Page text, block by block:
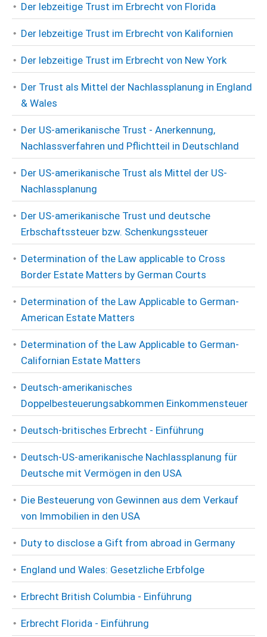
Der lebzeitige Trust im Erbrecht von Florida
Der lebzeitige Trust im Erbrecht von Kalifornien
Der lebzeitige Trust im Erbrecht von New York
Der Trust als Mittel der Nachlassplanung in England
& Wales
Der US-amerikanische Trust - Anerkennung,
Nachlassverfahren und Pflichtteil in Deutschland
Der US-amerikanische Trust als Mittel der US-
Nachlassplanung
Der US-amerikanische Trust und deutsche
Erbschaftssteuer bzw. Schenkungssteuer
Determination of the Law applicable to Cross
Border Estate Matters by German Courts
Determination of the Law Applicable to German-
American Estate Matters
Determination of the Law Applicable to German-
Californian Estate Matters
Deutsch-amerikanisches
Doppelbesteuerungsabkommen Einkommensteuer
Deutsch-britisches Erbrecht - Einführung
Deutsch-US-amerikanische Nachlassplanung für
Deutsche mit Vermögen in den USA
Die Besteuerung von Gewinnen aus dem Verkauf
von Immobilien in den USA
Duty to disclose a Gift from abroad in Germany
England und Wales: Gesetzliche Erbfolge
Erbrecht British Columbia - Einführung
Erbrecht Florida - Einführung